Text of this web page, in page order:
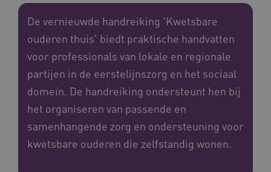
De vernieuwde handreiking 'Kwetsbare
ouderen thuis' biedt praktische handvatten
voor professionals van lokale en regionale
partijen in de eerstelijnszorg en het sociaal
domein. De handreiking ondersteunt hen bij
het organiseren van passende en
samenhangende zorg en ondersteuning voor
kwetsbare ouderen die zelfstandig wonen.